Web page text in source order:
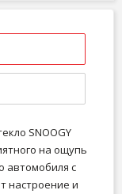
SNOOGY
на ощупь
автомобиля с
настроение и